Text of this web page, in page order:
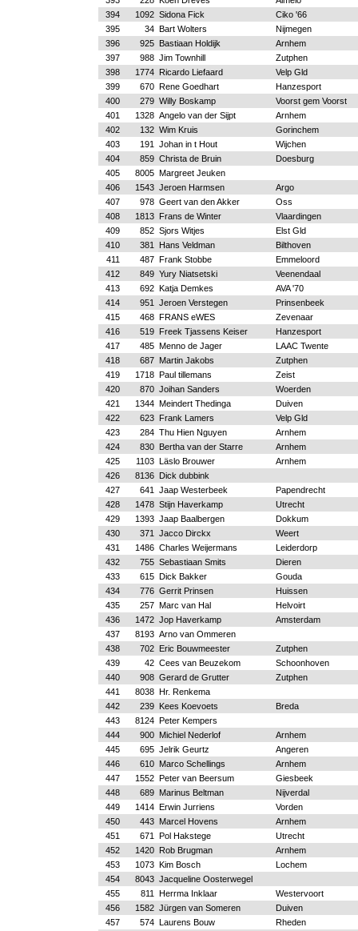
394
1092 Sidona Fick
Ciko '66
395
34 Bart Wolters
Nijmegen
396
925 Bastiaan Holdijk
Arnhem
397
988 Jim Townhill
Zutphen
398
1774 Ricardo Liefaard
Velp Gld
399
670 Rene Goedhart
Hanzesport
400
279 Willy Boskamp
Voorst gem Voorst
401
1328 Angelo van der Sijpt
Arnhem
402
132 Wim Kruis
Gorinchem
403
191 Johan in t Hout
Wijchen
404
859 Christa de Bruin
Doesburg
405
8005 Margreet Jeuken
406
1543 Jeroen Harmsen
Argo
407
978 Geert van den Akker
Oss
408
1813 Frans de Winter
Vlaardingen
409
852 Sjors Witjes
Elst Gld
410
381 Hans Veldman
Bilthoven
411
487 Frank Stobbe
Emmeloord
412
849 Yury Niatsetski
Veenendaal
413
692 Katja Demkes
AVA '70
414
951 Jeroen Verstegen
Prinsenbeek
415
468 FRANS eWES
Zevenaar
416
519 Freek Tjassens Keiser
Hanzesport
417
485 Menno de Jager
LAAC Twente
418
687 Martin Jakobs
Zutphen
419
1718 Paul tillemans
Zeist
420
870 Joihan Sanders
Woerden
421
1344 Meindert Thedinga
Duiven
422
623 Frank Lamers
Velp Gld
423
284 Thu Hien Nguyen
Arnhem
424
830 Bertha van der Starre
Arnhem
425
1103 Läslo Brouwer
Arnhem
426
8136 Dick dubbink
427
641 Jaap Westerbeek
Papendrecht
428
1478 Stijn Haverkamp
Utrecht
429
1393 Jaap Baalbergen
Dokkum
430
371 Jacco Dirckx
Weert
431
1486 Charles Weijermans
Leiderdorp
432
755 Sebastiaan Smits
Dieren
433
615 Dick Bakker
Gouda
434
776 Gerrit Prinsen
Huissen
435
257 Marc van Hal
Helvoirt
436
1472 Jop Haverkamp
Amsterdam
437
8193 Arno van Ommeren
438
702 Eric Bouwmeester
Zutphen
439
42 Cees van Beuzekom
Schoonhoven
440
908 Gerard de Grutter
Zutphen
441
8038 Hr. Renkema
442
239 Kees Koevoets
Breda
443
8124 Peter Kempers
444
900 Michiel Nederlof
Arnhem
445
695 Jelrik Geurtz
Angeren
446
610 Marco Schellings
Arnhem
447
1552 Peter van Beersum
Giesbeek
448
689 Marinus Beltman
Nijverdal
449
1414 Erwin Jurriens
Vorden
450
443 Marcel Hovens
Arnhem
451
671 Pol Hakstege
Utrecht
452
1420 Rob Brugman
Arnhem
453
1073 Kim Bosch
Lochem
454
8043 Jacqueline Oosterwegel
455
811 Herrma Inklaar
Westervoort
456
1582 Jürgen van Someren
Duiven
457
574 Laurens Bouw
Rheden